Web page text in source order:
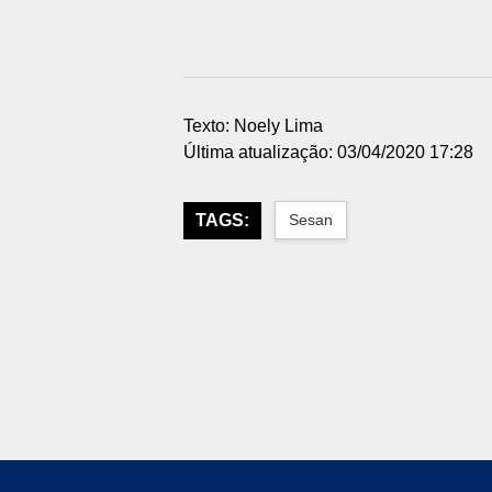
Texto: Noely Lima
Última atualização: 03/04/2020 17:28
TAGS: Sesan